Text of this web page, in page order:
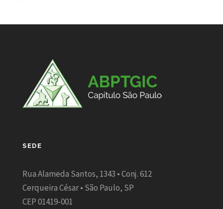
SEDE
Rua Alameda Santos, 1343 • Conj. 612
Cerqueira César • São Paulo, SP
CEP 01419-001